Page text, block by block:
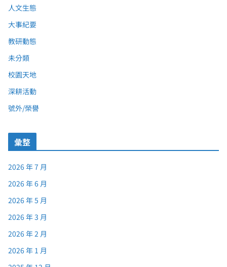
人文生態
大事紀要
教研動態
未分類
校園天地
深耕活動
號外/榮譽
彙整
2026 年 7 月
2026 年 6 月
2026 年 5 月
2026 年 3 月
2026 年 2 月
2026 年 1 月